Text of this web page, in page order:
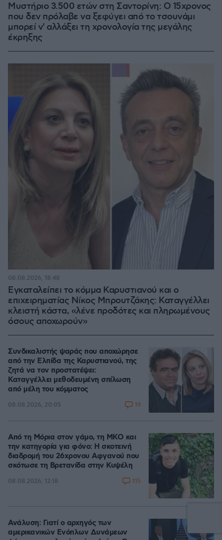
Μυστήριο 3.500 ετών στη Σαντορίνη: Ο 15χρονος
που δεν πρόλαβε να ξεφύγει από το τσουνάμι
μπορεί ν' αλλάξει τη χρονολογία της μεγάλης
έκρηξης
Εγκαταλείπει το κόμμα Καρυστιανού και ο
επιχειρηματίας Νίκος Μπρουτζάκης: Καταγγέλλει
κλειστή κάστα, «λένε προδότες και πληρωμένους
όσους αποχωρούν»
08.08.2026, 18:48
Συνδικαλιστής ψαράς που αποχώρησε
από την Ελπίδα της Καρυστιανού, της
ζητά να τον προστατέψει:
Καταγγέλλει μεθοδευμένη σπίλωση
από μέλη του κόμματος
08.08.2026, 20:05 19
Από τη Μόρια στον γάμο, τη ΜΚΟ και
την κατηγορία για φόνο: Η σκοτεινή
διαδρομή του 26χρονου Αφγανού που
σκότωσε τη Βρετανίδα στην Κυψέλη
08.08.2026, 12:18 115
Ανάλυση: Γιατί ο αρχηγός των
αμερικανικών Ενόπλων Δυνάμεων